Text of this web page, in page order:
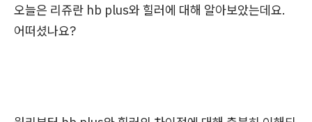
오늘은 리쥬란 hb plus와 힐러에 대해 알아보았는데요.
어떠셨나요?